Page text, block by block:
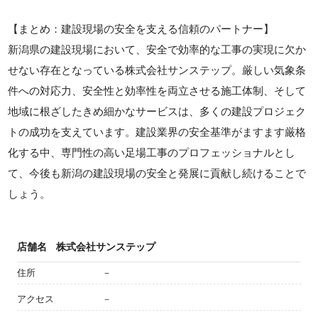
【まとめ：建設現場の安全を支える信頼のパートナー】
新潟県の建設現場において、安全で効率的な工事の実現に欠か
せない存在となっている株式会社サンステップ。厳しい気象条
件への対応力、安全性と効率性を両立させる施工体制、そして
地域に根ざしたきめ細かなサービスは、多くの建設プロジェク
トの成功を支えています。建設業界の安全基準がますます厳格
化する中、専門性の高い足場工事のプロフェッショナルとし
て、今後も新潟の建設現場の安全と発展に貢献し続けることで
しょう。
店舗名 株式会社サンステップ
住所 －
アクセス －